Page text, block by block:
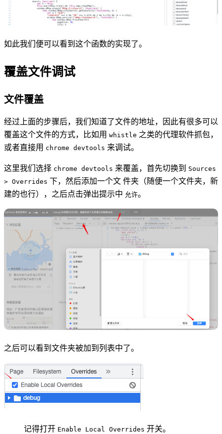
如此我们便可以看到这个函数的实现了。
覆盖文件调试
文件覆盖
经过上面的步骤后，我们知道了文件的地址，因此有很多可以
覆盖这个文件的方式，比如用 whistle 之类的代理软件抓包，
或者直接用 chrome devtools 来调试。
这里我们选择 chrome devtools 来覆盖，首先切换到 Sources
> Overrides 下，然后添加一个文 件夹（随便一个文件夹，新
建的也行），之后点击弹出提示中 允许。
之后可以看到文件夹被加到列表中了。
记得打开 Enable Local Overrides 开关。